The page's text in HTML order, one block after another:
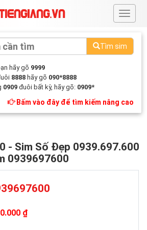
#
Tìm sim
hãy gõ 9999
8888 hãy gõ 090*8888
0909 đuôi bất kỳ, hãy gõ: 0909*
Bấm vào đây để tìm kiếm nâng cao
- Sim Số Đẹp 0939.697.600
0939697600
₫